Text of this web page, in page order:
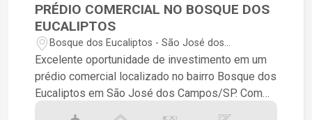
PRÉDIO COMERCIAL NO BOSQUE DOS
EUCALIPTOS
Bosque dos Eucaliptos - São José dos
Campos/SP
Excelente oportunidade de investimento em um
prédio comercial localizado no bairro Bosque dos
Eucaliptos em São José dos Campos/SP. Com